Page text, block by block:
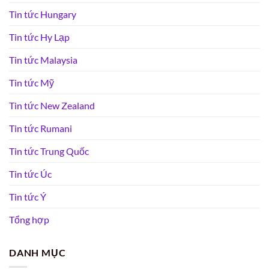
Tin tức Hungary
Tin tức Hy Lạp
Tin tức Malaysia
Tin tức Mỹ
Tin tức New Zealand
Tin tức Rumani
Tin tức Trung Quốc
Tin tức Úc
Tin tức Ý
Tổng hợp
DANH MỤC